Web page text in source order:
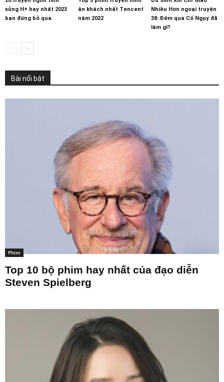
sủng H+ hay nhất 2023
bạn đừng bỏ qua
ăn khách nhất Tencent
năm 2022
Nhiều Hơn ngoại truyện
38: Đêm qua Cố Ngụy đã
làm gì?
Bài nổi bật
Phim
Top 10 bộ phim hay nhất của đạo diễn
Steven Spielberg